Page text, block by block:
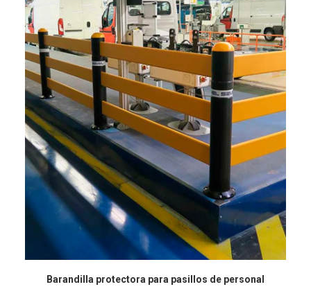
Barandilla protectora para pasillos de personal